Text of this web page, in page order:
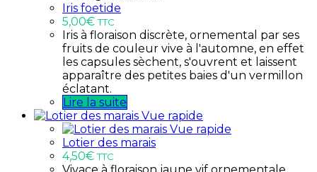
Iris foetide
5,00€ TTC
Iris à floraison discrète, ornemental par ses
fruits de couleur vive à l'automne, en effet
les capsules sèchent, s'ouvrent et laissent
apparaître des petites baies d'un vermillon
éclatant.
Lire la suite
Vue rapide
Vue rapide
Lotier des marais
4,50€ TTC